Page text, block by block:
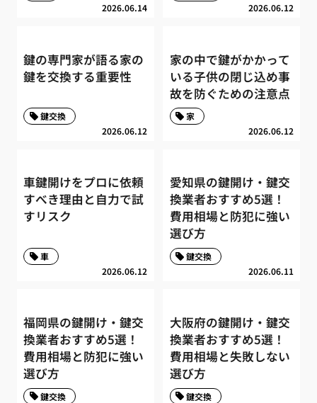
2026.06.14 2026.06.12
鍵の専門家が語る家の
鍵を交換する重要性
2026.06.12
鍵交換
家の中で鍵がかかって
いる子供の閉じ込め事
故を防ぐための注意点
2026.06.12
家
車鍵開けをプロに依頼
すべき理由と自力で試
すリスク
2026.06.12
車
愛知県の鍵開け・鍵交
換業者おすすめ5選！
費用相場と防犯に強い
選び方
2026.06.11
鍵交換
福岡県の鍵開け・鍵交
換業者おすすめ5選！
費用相場と防犯に強い
選び方
鍵交換
大阪府の鍵開け・鍵交
換業者おすすめ5選！
費用相場と失敗しない
選び方
鍵交換